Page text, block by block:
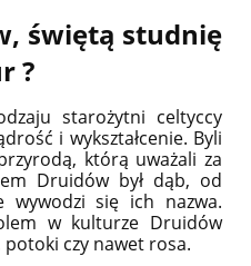
świętą studnię
?
starożytni celtyccy
i wykształcenie. Byli
którą uważali za
Druidów był dąb, od
wywodzi się ich nazwa.
w kulturze Druidów
potoki czy nawet rosa.